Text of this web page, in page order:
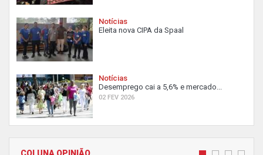
Notícias
Eleita nova CIPA da Spaal
Notícias
Desemprego cai a 5,6% e mercado...
02 FEV 2026